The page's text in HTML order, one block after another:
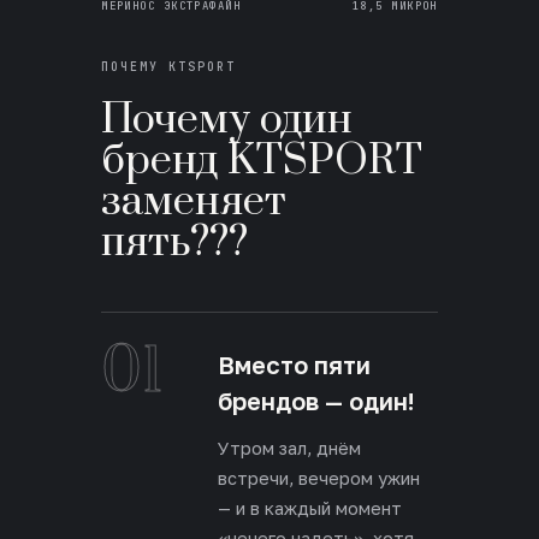
МЕРИНОС ЭКСТРАФАЙН 18,5 МИКРОН
ПОЧЕМУ KTSPORT
Почему один
бренд KTSPORT
заменяет
пять???
01
Вместо пяти
брендов — один!
Утром зал, днём
встречи, вечером ужин
— и в каждый момент